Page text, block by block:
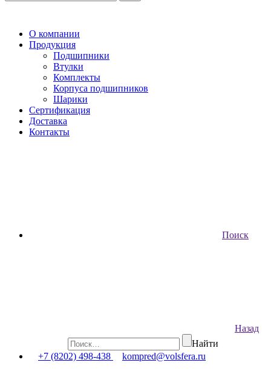
О компании
Продукция
Подшипники
Втулки
Комплекты
Корпуса подшипников
Шарики
Сертификация
Доставка
Контакты
Поиск
Назад
Найти
+7 (8202) 498-438
kompred@volsfera.ru